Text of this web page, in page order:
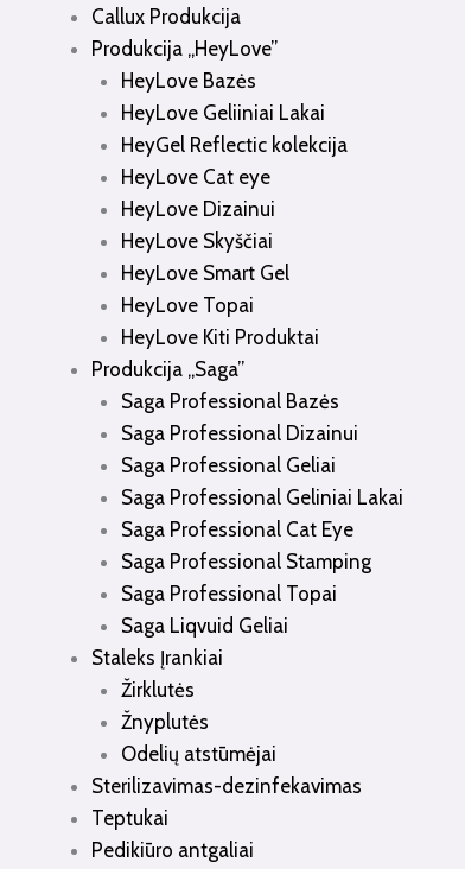
Callux Produkcija
Produkcija „HeyLove”
HeyLove Bazės
HeyLove Geliiniai Lakai
HeyGel Reflectic kolekcija
HeyLove Cat eye
HeyLove Dizainui
HeyLove Skyščiai
HeyLove Smart Gel
HeyLove Topai
HeyLove Kiti Produktai
Produkcija „Saga”
Saga Professional Bazės
Saga Professional Dizainui
Saga Professional Geliai
Saga Professional Geliniai Lakai
Saga Professional Cat Eye
Saga Professional Stamping
Saga Professional Topai
Saga Liqvuid Geliai
Staleks Įrankiai
Žirklutės
Žnyplutės
Odelių atstūmėjai
Sterilizavimas-dezinfekavimas
Teptukai
Pedikiūro antgaliai